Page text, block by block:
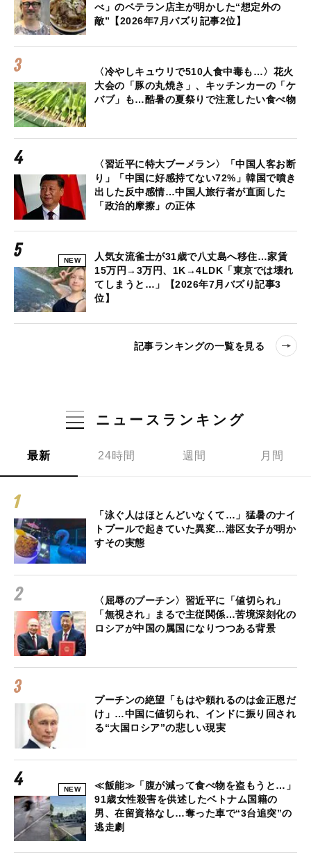
べ」のベテラン店主が明かした“想定外の
敵”【2026年7月バズり記事2位】
〈冷やしキュウリで510人食中毒も…〉花火
大会の「豚の丸焼き」、キッチンカーの「ケ
バブ」も…酷暑の夏祭りで注意したい食べ物
〈習近平に特大ブーメラン〉「中国人客お断
り」「中国に好感持てない72%」韓国で噴き
出した反中感情…中国人旅行者が直面した
「政治的摩擦」の正体
NEW
人気女流雀士が31歳で八丈島へ移住…家賃
15万円→3万円、1K→4LDK「東京では壊れ
てしまうと…」【2026年7月バズり記事3
位】
記事ランキングの一覧を見る
ニュースランキング
最新 24時間 週間 月間
「泳ぐ人はほとんどいなくて…」猛暑のナイ
トプールで起きていた異変…港区女子が明か
すその実態
〈屈辱のプーチン〉習近平に「値切られ」
「無視され」まるで主従関係…苦境深刻化の
ロシアが中国の属国になりつつある背景
プーチンの絶望「もはや頼れるのは金正恩だ
け」…中国に値切られ、インドに振り回され
る“大国ロシア”の悲しい現実
NEW
≪飯能≫「腹が減って食べ物を盗もうと…」
91歳女性殺害を供述したベトナム国籍の
男、在留資格なし…奪った車で“3台追突”の
逃走劇